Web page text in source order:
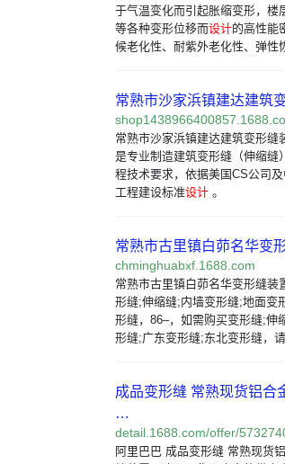
于气温变化而引起胀缩变形，楼
等各种变形位移而设计的高性能
候老化性、耐紫外老化性、弹性
常熟市沙家浜镇建达建筑
常熟市沙家浜镇建达建筑变形缝
是专业制造建筑变形缝（伸缩缝
程技术要求，依据美国CS公司
工程建设标准设计 。
常熟市古里镇白茆名华变
chminghuabxf.1688.com
常熟市古里镇白茆名华变形缝装
形缝;伸缩缝;内墙变形缝;地面变
形缝，86–，如需购买变形缝;伸
形缝;广东变形缝;东北变形缝，
成品变形缝 常熟现货铝合
…
detail.1688.com/offer/
阿里巴巴 成品变形缝 常熟现货